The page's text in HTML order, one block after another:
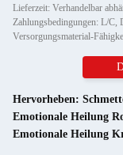
Lieferzeit: Verhandelbar
Zahlungsbedingungen: L/C,
Versorgungsmaterial-
Hervorheben:
Emotionale Heilung
Emotionale Heilung